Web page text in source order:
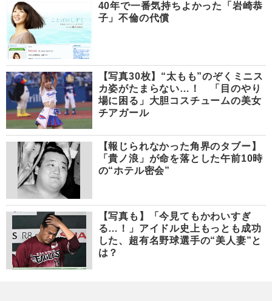
40年で一番気持ちよかった「岩崎恭
子」不倫の代償
【写真30枚】“太もも”のぞくミニス
カ姿がたまらない…！ 「目のやり
場に困る」大胆コスチュームの美女
チアガール
【報じられなかった角界のタブー】
「貴ノ浪」が命を落とした午前10時
の“ホテル密会”
【写真も】「今見てもかわいすぎ
る…！」アイドル史上もっとも成功
した、超有名野球選手の“美人妻”と
は？